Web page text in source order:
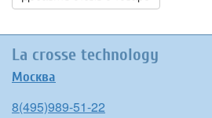
La crosse technology
Москва
8(495)989-51-22